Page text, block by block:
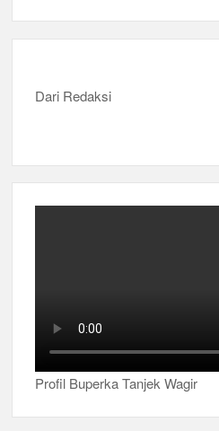
Dari Redaksi
Profil Buperka Tanjek Wagir